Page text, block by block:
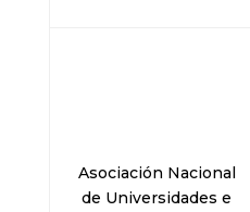
Asociación Nacional
de Universidades e